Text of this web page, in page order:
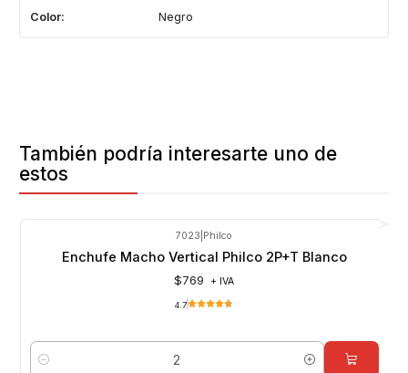
Color: Negro
También podría interesarte uno de
estos
7023 Philco
Enchufe Macho Vertical Philco 2P+T Blanco
$769 + IVA
4.7
Cantidad